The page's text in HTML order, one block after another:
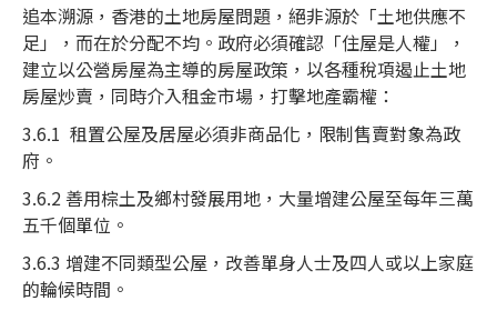
追本溯源，香港的土地房屋問題，絕非源於「土地供應不
足」，而在於分配不均。政府必須確認「住屋是人權」，
建立以公營房屋為主導的房屋政策，以各種稅項遏止土地
房屋炒賣，同時介入租金市場，打擊地產霸權：
3.6.1 租置公屋及居屋必須非商品化，限制售賣對象為政
府。
3.6.2 善用棕土及鄉村發展用地，大量增建公屋至每年三萬
五千個單位。
3.6.3 增建不同類型公屋，改善單身人士及四人或以上家庭
的輪候時間。